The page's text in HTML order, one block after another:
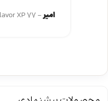
امیر XP 77